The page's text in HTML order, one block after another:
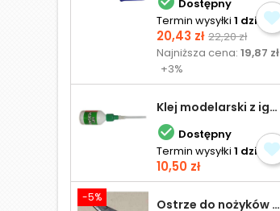
Dostępny
Termin wysyłki 1 dzień
Cena
20,43 zł Cena
podstawowa
22,20 zł
Najniższa cena:19,87 zł
+3%
Klej modelarski z igłą 30 ml
 Dostępny
Termin wysyłki 1 dzień
Cena
10,50 zł
-5% Ostrze do nożyków Excel